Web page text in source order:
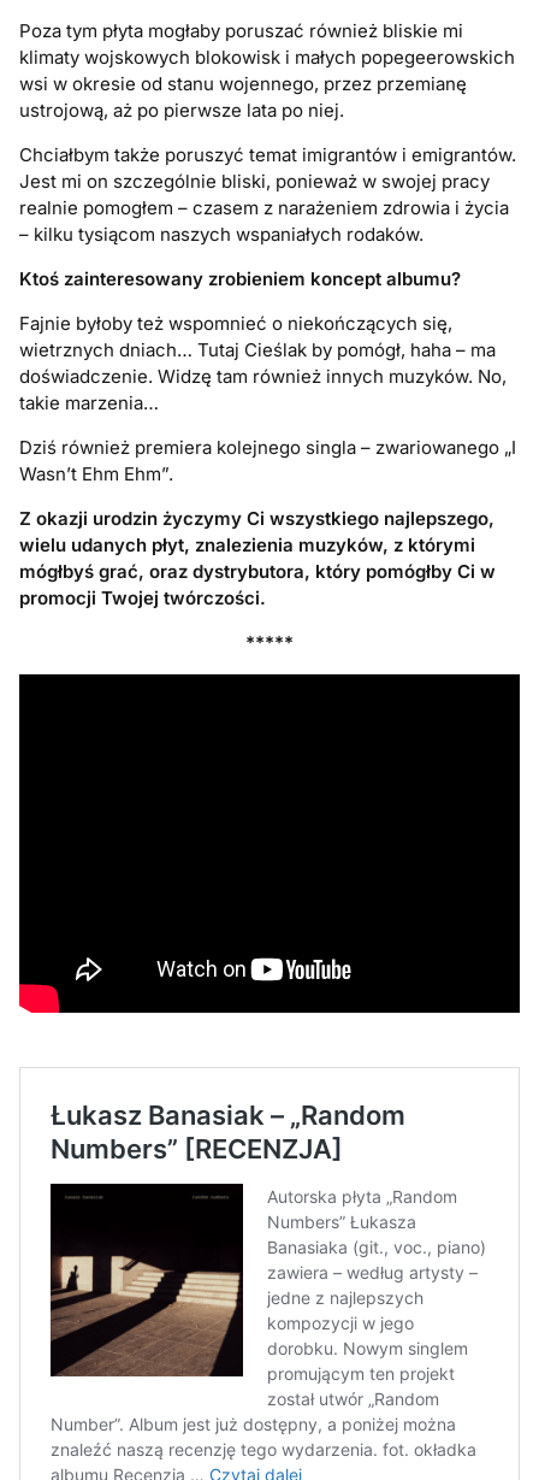
Poza tym płyta mogłaby poruszać również bliskie mi
klimaty wojskowych blokowisk i małych popegeerowskich
wsi w okresie od stanu wojennego, przez przemianę
ustrojową, aż po pierwsze lata po niej.
Chciałbym także poruszyć temat imigrantów i emigrantów.
Jest mi on szczególnie bliski, ponieważ w swojej pracy
realnie pomogłem – czasem z narażeniem zdrowia i życia
– kilku tysiącom naszych wspaniałych rodaków.
Ktoś zainteresowany zrobieniem koncept albumu?
Fajnie byłoby też wspomnieć o niekończących się,
wietrznych dniach… Tutaj Cieślak by pomógł, haha – ma
doświadczenie. Widzę tam również innych muzyków. No,
takie marzenia…
Dziś również premiera kolejnego singla – zwariowanego „I
Wasn’t Ehm Ehm”.
Z okazji urodzin życzymy Ci wszystkiego najlepszego,
wielu udanych płyt, znalezienia muzyków, z którymi
mógłbyś grać, oraz dystrybutora, który pomógłby Ci w
promocji Twojej twórczości.
*****